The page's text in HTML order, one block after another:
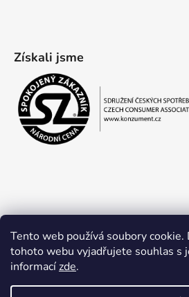
Tento web používá soubory cookie.
tohoto webu vyjadřujete souhlas s
informacízde.
Získali jsme